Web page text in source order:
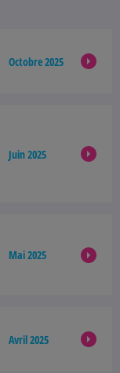
Octobre 2025
Juin 2025
Mai 2025
Avril 2025